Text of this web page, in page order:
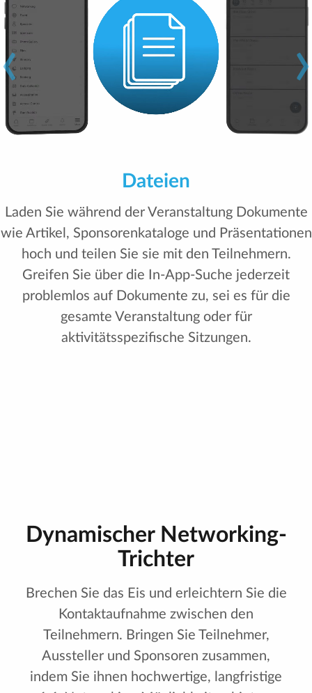
‹ ›
Agenda
Personalisieren Sie die Tagesordnung der
Teilnehmer, indem Sie ihnen erlauben, nur die
Aktivitäten auszuwählen und anzuzeigen, an denen
sie teilnehmen möchten. Die Teilnehmer können
Dynamischer Networking-
Trichter
Brechen Sie das Eis und erleichtern Sie die
Kontaktaufnahme zwischen den
Teilnehmern. Bringen Sie Teilnehmer,
Aussteller und Sponsoren zusammen,
indem Sie ihnen hochwertige, langfristige